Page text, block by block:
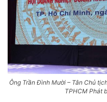
Ông Trần Đình Mười – Tân Chủ
TPHCM Phát